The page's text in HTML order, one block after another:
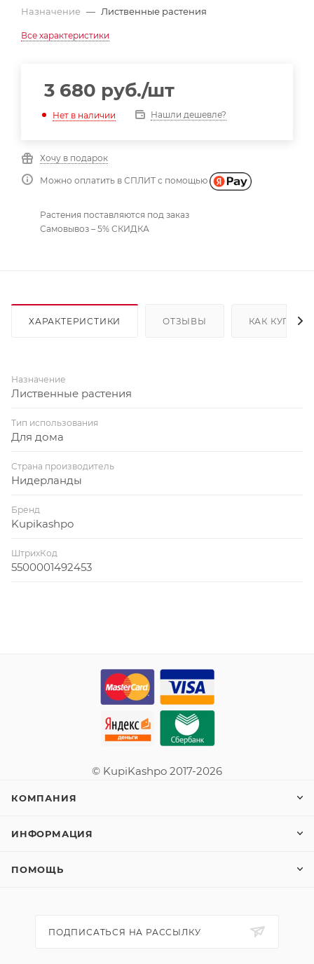
Назначение — Лиственные растения
Все характеристики
3 680 руб./шт
Нет в наличии Нашли дешевле?
Хочу в подарок
Можно оплатить в СПЛИТ с помощью
Растения поставляются под заказ
Самовывоз – 5% СКИДКА
ХАРАКТЕРИСТИКИ ОТЗЫВЫ КАК КУПИТЬ
Назначение
Лиственные растения
Тип использования
Для дома
Страна производитель
Нидерланды
Бренд
Kupikashpo
ШтрихКод
5500001492453
© KupiKashpo 2017-2026
КОМПАНИЯ
ИНФОРМАЦИЯ
ПОМОЩЬ
ПОДПИСАТЬСЯ НА РАССЫЛКУ